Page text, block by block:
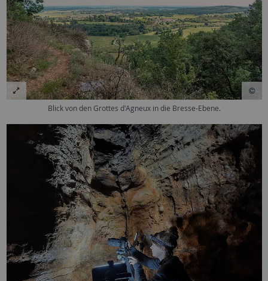
Blick von den Grottes d'Agneux in die Bresse-Ebene.